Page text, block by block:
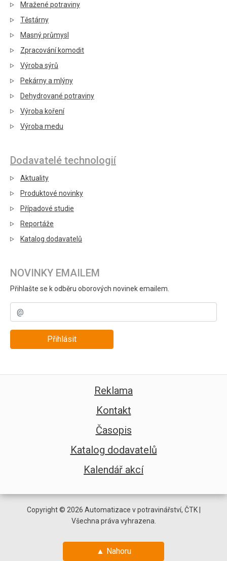
Mražené potraviny
Těstárny
Masný průmysl
Zpracování komodit
Výroba sýrů
Pekárny a mlýny
Dehydrované potraviny
Výroba koření
Výroba medu
Dodavatelé technologií
Aktuality
Produktové novinky
Případové studie
Reportáže
Katalog dodavatelů
NOVINKY EMAILEM
Přihlašte se k odběru oborových novinek emailem.
Přihlásit
Reklama
Kontakt
Časopis
Katalog dodavatelů
Kalendář akcí
Copyright © 2026 Automatizace v potravinářství, ČTK |
Všechna práva vyhrazena.
▲ Nahoru